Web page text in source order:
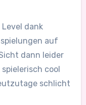
dank
auf
dann leider
cool
schlicht